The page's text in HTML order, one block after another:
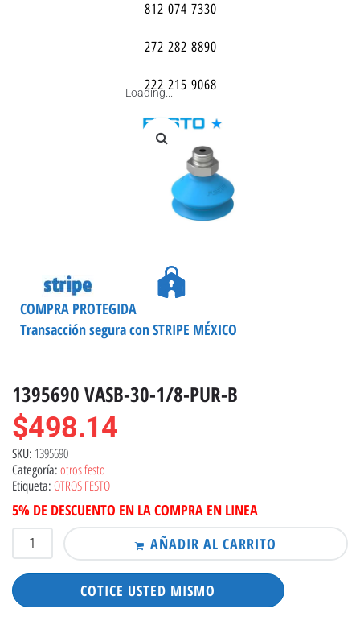
812 074 7330
272 282 8890
222 215 9068
Loading...
Transacción segura con STRIPE MÉXICO
COMPRA PROTEGIDA
1395690 VASB-30-1/8-PUR-B
$498.14
SKU: 1395690
Categoría: otros festo
Etiqueta: OTROS FESTO
5% DE DESCUENTO EN LA COMPRA EN LINEA
AÑADIR AL CARRITO
COTICE USTED MISMO